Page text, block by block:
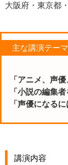
大阪府・東京都
主な講演テーマ
「アニメ、声
「小説の編集
「声優になるに
講演内容